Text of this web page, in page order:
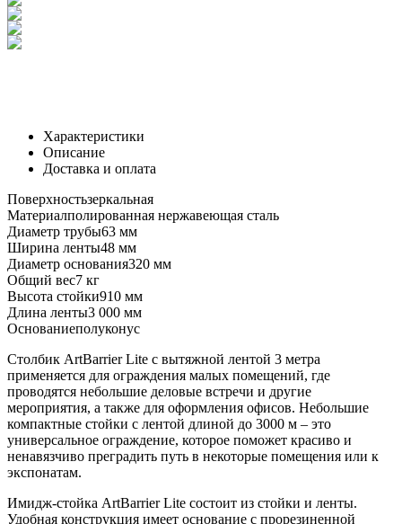
Характеристики
Описание
Доставка и оплата
Поверхностьзеркальная
Материалполированная нержавеющая сталь
Диаметр трубы63 мм
Ширина ленты48 мм
Диаметр основания320 мм
Общий вес7 кг
Высота стойки910 мм
Длина ленты3 000 мм
Основаниеполуконус
Столбик ArtBarrier Lite с вытяжной лентой 3 метра
применяется для ограждения малых помещений, где
проводятся небольшие деловые встречи и другие
мероприятия, а также для оформления офисов. Небольшие
компактные стойки с лентой длиной до 3000 м – это
универсальное ограждение, которое поможет красиво и
ненавязчиво преградить путь в некоторые помещения или к
экспонатам.
Имидж-стойка ArtBarrier Lite состоит из стойки и ленты.
Удобная конструкция имеет основание с прорезиненной